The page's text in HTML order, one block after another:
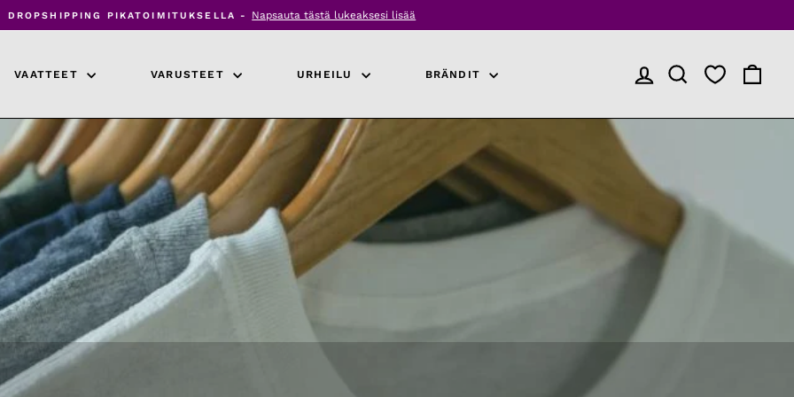
Keskeytä
DROPSHIPPING PIKATOIMITUKSELLA - Napsauta tästä lukeaksesi lisää
VAATTEET VARUSTEET URHEILU BRÄNDIT KIRJAUDU SISÄÄN
TUOTEHAKU